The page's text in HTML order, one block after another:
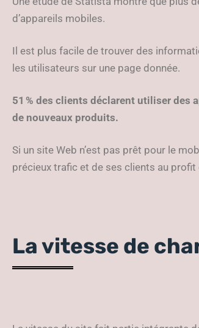
d’appareils mobiles.
Il est plus facile de trouver des
les utilisateurs sur une page donnée.
51 % des clients déclarent utiliser des
de nouveaux produits.
Si un site Web n’est pas prêt pour le
précieux trafic et de ses clients au
La vitesse de